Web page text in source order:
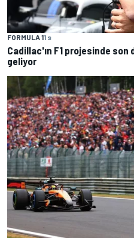
FORMULA 11 s
Cadillac'ın F1 projesinde
geliyor